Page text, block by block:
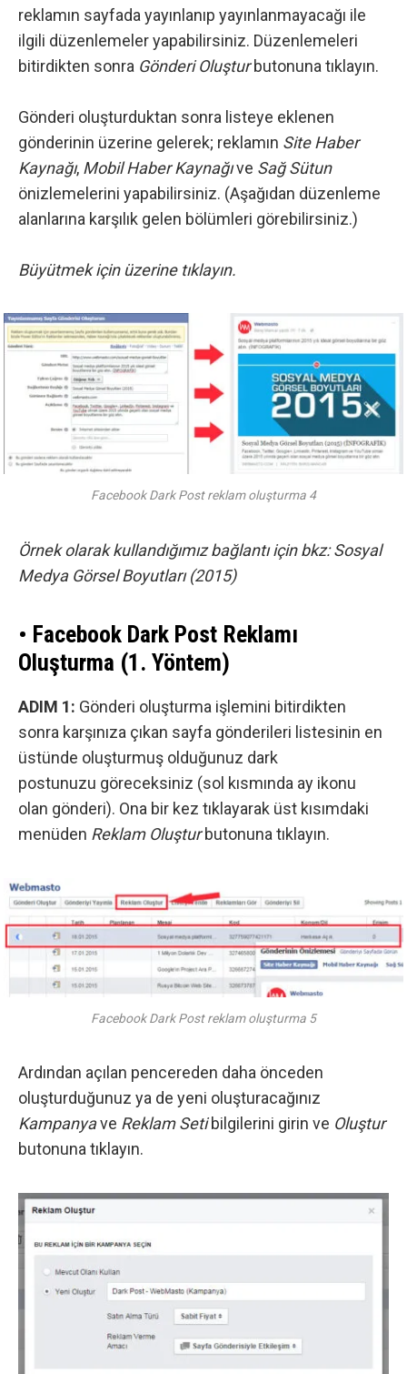
reklamın sayfada yayınlanıp yayınlanmayacağı ile
ilgili düzenlemeler yapabilirsiniz. Düzenlemeleri
bitirdikten sonra Gönderi Oluşturbutonuna tıklayın.
Gönderi oluşturduktan sonra listeye eklenen
gönderinin üzerine gelerek; reklamın Site Haber
Kaynağı, Mobil Haber Kaynağıve Sağ Sütun
önizlemelerini yapabilirsiniz. (Aşağıdan düzenleme
alanlarına karşılık gelen bölümleri görebilirsiniz.)
Büyütmek için üzerine tıklayın.
Facebook Dark Post reklam oluşturma 4
Örnek olarak kullandığımız bağlantı için bkz:Sosyal
Medya Görsel Boyutları (2015)
• Facebook Dark Post Reklamı
Oluşturma (1. Yöntem)
ADIM 1: Gönderi oluşturma işlemini bitirdikten
sonra karşınıza çıkan sayfa gönderileri listesinin en
üstünde oluşturmuş olduğunuz dark
postunuzu göreceksiniz (sol kısmında ay ikonu
olan gönderi). Ona bir kez tıklayarak üst kısımdaki
menüden Reklam Oluşturbutonuna tıklayın.
Facebook Dark Post reklam oluşturma 5
Ardından açılan pencereden daha önceden
oluşturduğunuz ya de yeni oluşturacağınız
Kampanyave Reklam Setibilgilerini girin ve Oluştur
butonuna tıklayın.